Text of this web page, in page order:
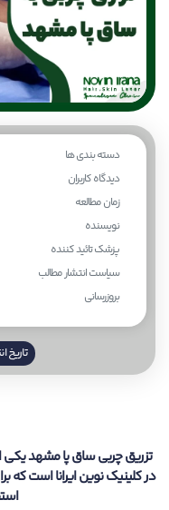
دسته بندی ها
دیدگاه کاربران
زمان مطالعه
نویسنده
پزشک تائید کننده
سیاست انتشار مطالب
بروزرسانی
تاریخ
تزریق چربی ساق پا مشهد یکی
در کلینیک نوین ایرانا است